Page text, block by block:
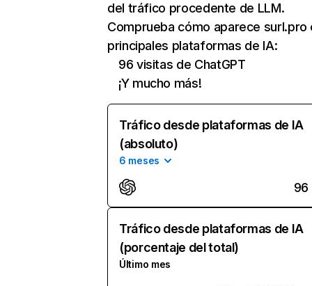
del tráfico procedente de LLM.
Comprueba cómo aparece surl.pro
principales plataformas de IA:
96 visitas de ChatGPT
¡Y mucho más!
Tráfico desde plataformas de IA
(absoluto)
6 meses
96
Tráfico desde plataformas de IA
(porcentaje del total)
Último mes